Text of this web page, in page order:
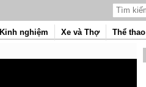
Kinh nghiệm Xe và Thợ Thể thao